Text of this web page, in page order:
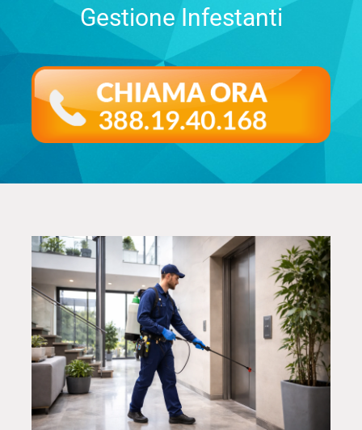
Gestione Infestanti